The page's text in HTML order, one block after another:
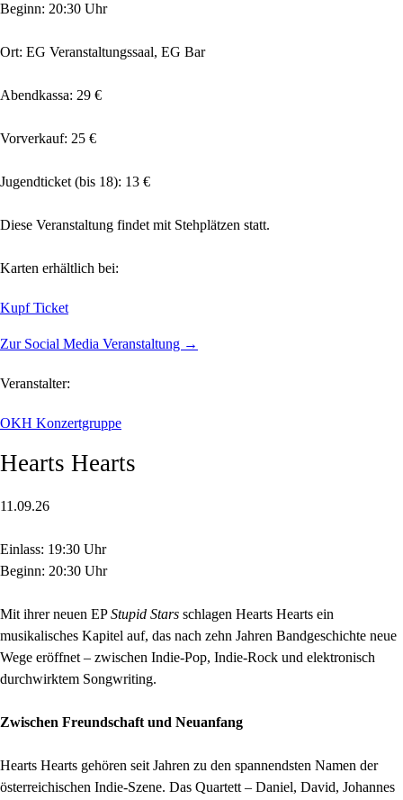
Beginn: 20:30 Uhr
Ort: EG Veranstaltungssaal, EG Bar
Abendkassa: 29 €
Vorverkauf: 25 €
Jugendticket (bis 18): 13 €
Diese Veranstaltung findet mit Stehplätzen statt.
Karten erhältlich bei:
Kupf Ticket
Zur Social Media Veranstaltung →
Veranstalter:
OKH Konzertgruppe
Hearts Hearts
11.09.26
Einlass: 19:30 Uhr
Beginn: 20:30 Uhr
Mit ihrer neuen EPStupid Stars schlagen Hearts Hearts ein
musikalisches Kapitel auf, das nach zehn Jahren Bandgeschichte neue
Wege eröffnet – zwischen Indie-Pop, Indie-Rock und elektronisch
durchwirktem Songwriting.
Zwischen Freundschaft und Neuanfang
Hearts Hearts gehören seit Jahren zu den spannendsten Namen der
österreichischen Indie-Szene. Das Quartett – Daniel, David, Johannes